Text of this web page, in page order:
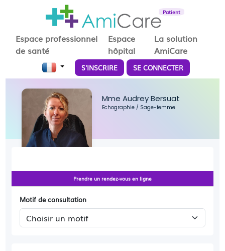
Patient
Espace professionnel
de santé
Espace
hôpital
La solution
AmiCare
S'INSCRIRE SE CONNECTER
Mme Audrey Bersuat
Echographie/ Sage-femme
Prendre un rendez-vous en ligne
Motif de consultation